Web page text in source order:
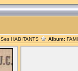
Ses HABITANTS Album: